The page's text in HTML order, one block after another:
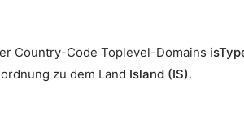
Country-Code Toplevel-Domains
zu dem Land Island (IS).